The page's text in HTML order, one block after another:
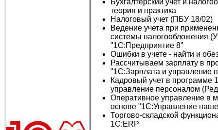
теория и практика
Налоговый учет (ПБУ 18/02)
Ведение учета при
системы налогообложения
"1С:Предприятие 8"
Ошибки в учете - найти и
Рассчитываем зарплату в
"1С:Зарплата и управление
Кадровый учет в программе
управление персоналом
Оперативное управление в
основе "1С:Управление
Торгово-складской
1С:ERP